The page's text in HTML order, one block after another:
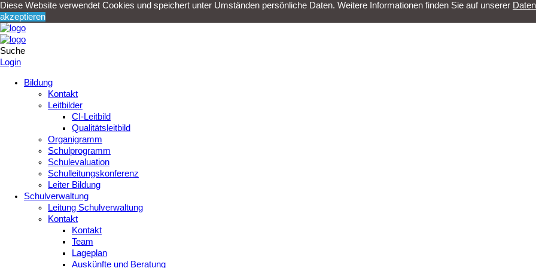
Diese Website verwendet Cookies und speichert unter Umständen persönliche Daten. Weitere Informationen finden Sie auf unserer
akzeptieren
Suche
Login
Bildung
Kontakt
Leitbilder
CI-Leitbild
Qualitätsleitbild
Organigramm
Schulprogramm
Schulevaluation
Schulleitungskonferenz
Leiter Bildung
Schulverwaltung
Leitung Schulverwaltung
Kontakt
Kontakt
Team
Lageplan
Auskünfte und Beratung